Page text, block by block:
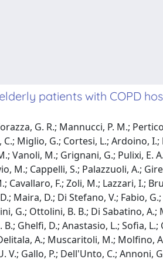
patients with COPD
G. R.; Mannucci, P. M.;
Miglio, G.; Cortesi, L.; Ardoino,
Vanoli, M.; Grignani, G.; Pulixi, E.
M.; Cappelli, S.; Palazzuoli, A.;
F.; Zoli, M.; Lazzari, I.;
Maira, D.; Di Stefano, V.; Fabio,
G.; Ottolini, B. B.; Di Sabatino,
Ghelfi, D.; Anastasio, L.; Sofia,
A.; Muscaritoli, M.; Molfino,
Gallo, P.; Dell'Unto, C.; Annoni,